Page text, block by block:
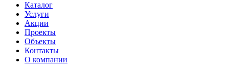
Каталог
Услуги
Акции
Проекты
Объекты
Контакты
О компании